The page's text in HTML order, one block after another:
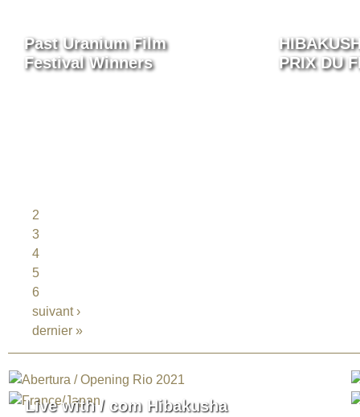
Past Uranium Film
Festival Winners
PRIX DU
2
3
4
5
6
suivant ›
dernier »
Live with / com Hibakusha